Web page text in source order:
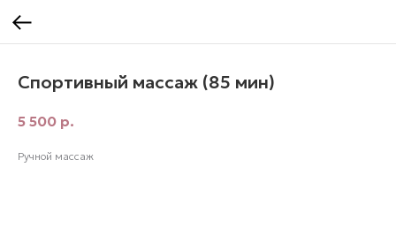
Спортивный массаж (85 мин)
5 500 р.
Ручной массаж